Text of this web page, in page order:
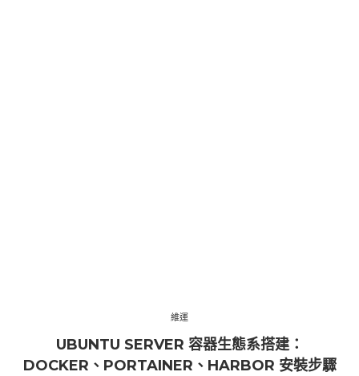
維運
UBUNTU SERVER 容器生態系搭建：
DOCKER、PORTAINER、HARBOR 安裝步驟